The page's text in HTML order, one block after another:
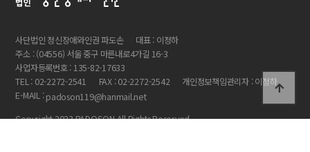
사단법인 정신장애와인권 파도손
대표 : 이정하
주소 : (04556) 서울 중구 마른내로4가길 16-3
사업자등록번호 : 135-82-17633
TEL : 02-2272-2541
FAX : 02-2272-2542
개인정보책임관리자 : 이정하
E-MAIL :padoson119@hanmail.net
Copyright 2023 PADOSON All Rights Reserved.